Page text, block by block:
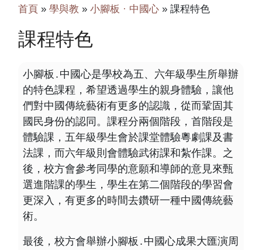
首頁 » 學與教 » 小腳板 · 中國心 » 課程特色
課程特色
小腳板․中國心是學校為五、六年級學生所舉辦
的特色課程，希望透過學生的親身體驗，讓他
們對中國傳統藝術有更多的認識，從而鞏固其
國民身份的認同。課程分兩個階段，首階段是
體驗課，五年級學生會於課堂體驗粵劇課及書
法課，而六年級則會體驗武術課和紮作課。之
後，校方會參考同學的意願和導師的意見來甄
選進階課的學生，學生在第二個階段的學習會
更深入，有更多的時間去鑽研一種中國傳統藝
術。
最後，校方會舉辦小腳板․中國心成果大匯演周